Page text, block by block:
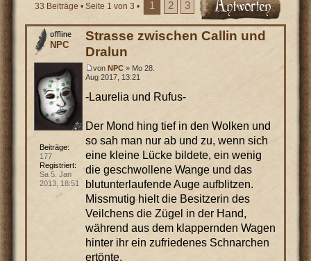
33 Beiträge • Seite 1 von 3 • 1 2 3
Strasse zwischen Callin und
Dralun
von NPC» Mo 28.
Aug 2017, 13:21
-Laurelia und Rufus-
Der Mond hing tief in den Wolken und
so sah man nur ab und zu, wenn sich
eine kleine Lücke bildete, ein wenig
die geschwollene Wange und das
blutunterlaufende Auge aufblitzen.
Missmutig hielt die Besitzerin des
Veilchens die Zügel in der Hand,
während aus dem klappernden Wagen
hinter ihr ein zufriedenes Schnarchen
ertönte.
NPC
Beiträge:
177
Registriert:
Sa 5. Jan
2013, 18:51